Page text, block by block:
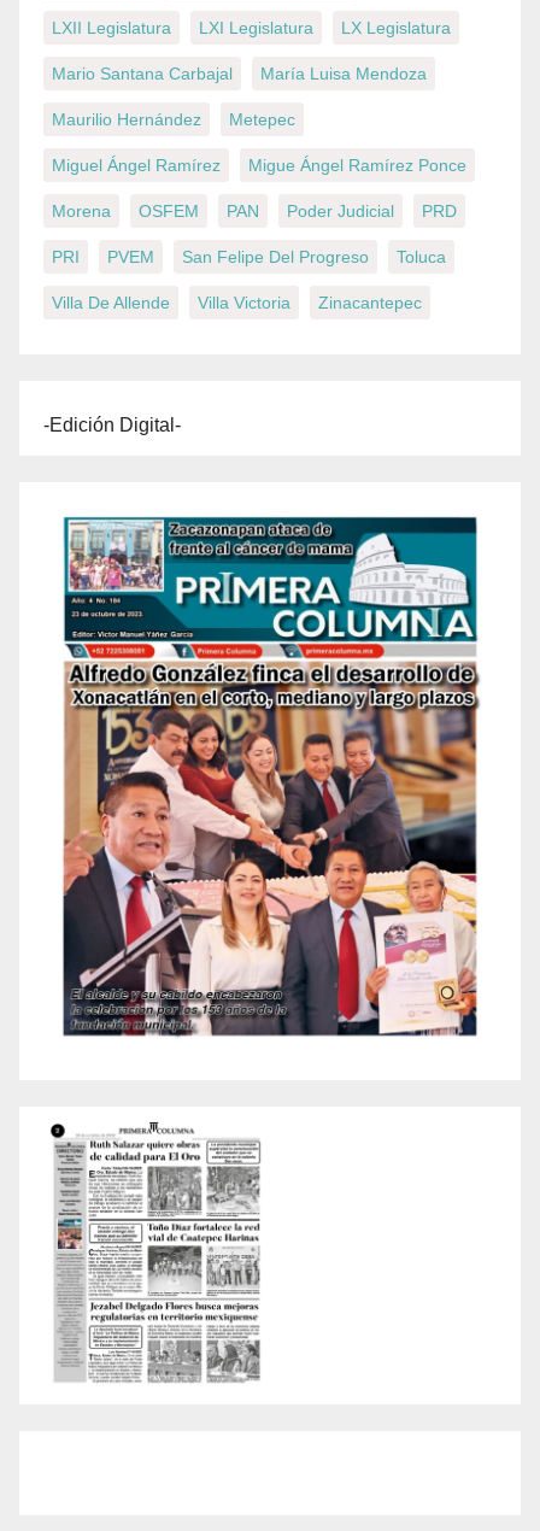
LXII Legislatura LXI Legislatura LX Legislatura
Mario Santana Carbajal María Luisa Mendoza
Maurilio Hernández Metepec
Miguel Ángel Ramírez Migue Ángel Ramírez Ponce
Morena OSFEM PAN Poder Judicial PRD
PRI PVEM San Felipe Del Progreso Toluca
Villa De Allende Villa Victoria Zinacantepec
-Edición Digital-